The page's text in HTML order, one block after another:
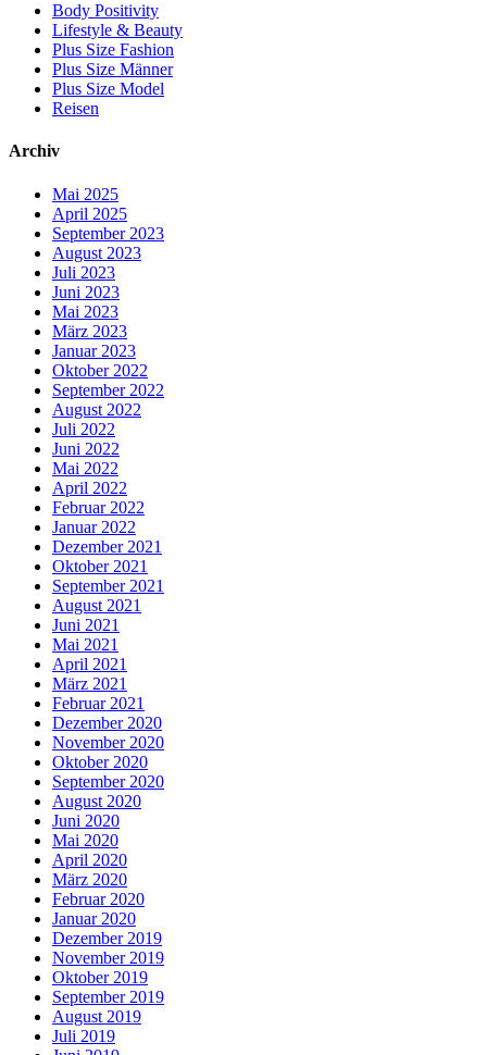
Body Positivity
Lifestyle & Beauty
Plus Size Fashion
Plus Size Männer
Plus Size Model
Reisen
Archiv
Mai 2025
April 2025
September 2023
August 2023
Juli 2023
Juni 2023
Mai 2023
März 2023
Januar 2023
Oktober 2022
September 2022
August 2022
Juli 2022
Juni 2022
Mai 2022
April 2022
Februar 2022
Januar 2022
Dezember 2021
Oktober 2021
September 2021
August 2021
Juni 2021
Mai 2021
April 2021
März 2021
Februar 2021
Dezember 2020
November 2020
Oktober 2020
September 2020
August 2020
Juni 2020
Mai 2020
April 2020
März 2020
Februar 2020
Januar 2020
Dezember 2019
November 2019
Oktober 2019
September 2019
August 2019
Juli 2019